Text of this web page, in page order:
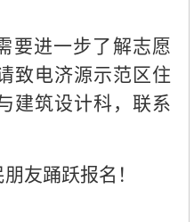
要进一步了解志愿
致电济源示范区住
建筑设计科，联系
友踊跃报名！